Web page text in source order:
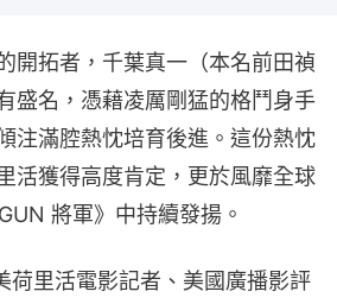
開拓者，千葉真一（本名前田禎
盛名，憑藉凌厲剛猛的格鬥身手
注滿腔熱忱培育後進。這份熱忱
活獲得高度肯定，更於風靡全球
將軍》中持續發揚。
荷里活電影記者、美國廣播影評